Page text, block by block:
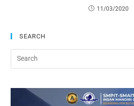
11/03/2020
SEARCH